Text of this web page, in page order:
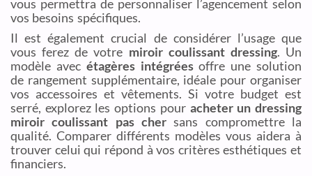
vous permettra de personnaliser l’agencement selon
vos besoins spécifiques.
Il est également crucial de considérer l’usage que
vous ferez de votre miroir coulissant dressing. Un
modèle avec étagères intégréesoffre une solution
de rangement supplémentaire, idéale pour organiser
vos accessoires et vêtements. Si votre budget est
serré, explorez les options pour acheter un dressing
miroir coulissant pas cher sans compromettre la
qualité. Comparer différents modèles vous aidera à
trouver celui qui répond à vos critères esthétiques et
financiers.